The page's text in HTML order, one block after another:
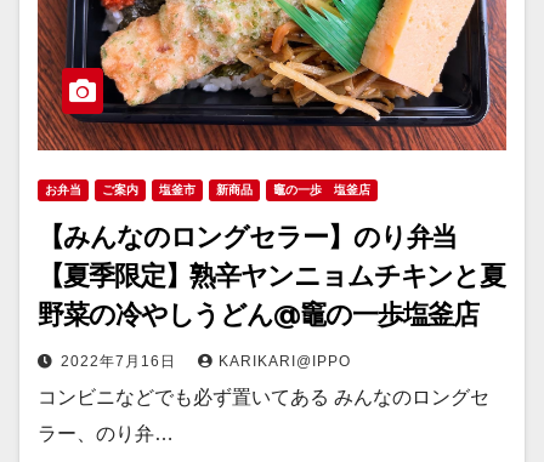
お弁当 ご案内 塩釜市 新商品 竈の一歩 塩釜店
【みんなのロングセラー】のり弁当
【夏季限定】熟辛ヤンニョムチキンと夏
野菜の冷やしうどん@竈の一歩塩釜店
2022年7月16日 KARIKARI@IPPO
コンビニなどでも必ず置いてある みんなのロングセ
ラー、のり弁…